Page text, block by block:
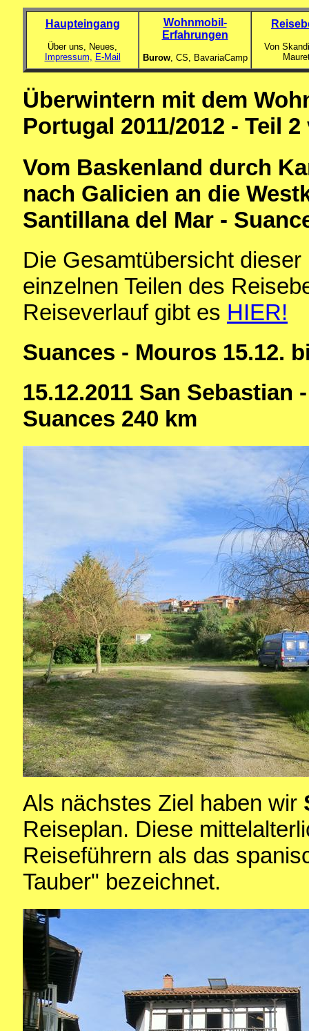
Haupteingang
Über uns, Neues,
Impressum, E-Mail
Wohnmobil-
Erfahrungen
Burow, CS, BavariaCamp
Von
Überwintern mit dem
Portugal 2011/2012 - Teil 2
Vom Baskenland durch
nach Galicien an die
Santillana del Mar -
Die Gesamtübersicht
einzelnen Teilen des
Reiseverlauf gibt es HIER!
Suances - Mouros 15.12.
15.12.2011 San Sebastian
Suances 240 km
Als nächstes Ziel haben wir
Reiseplan. Diese
Reiseführern als das
Tauber" bezeichnet.